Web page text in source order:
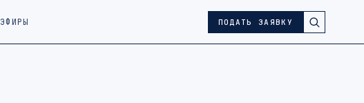
ЭФИРЫ ПОДАТЬ ЗАЯВКУ